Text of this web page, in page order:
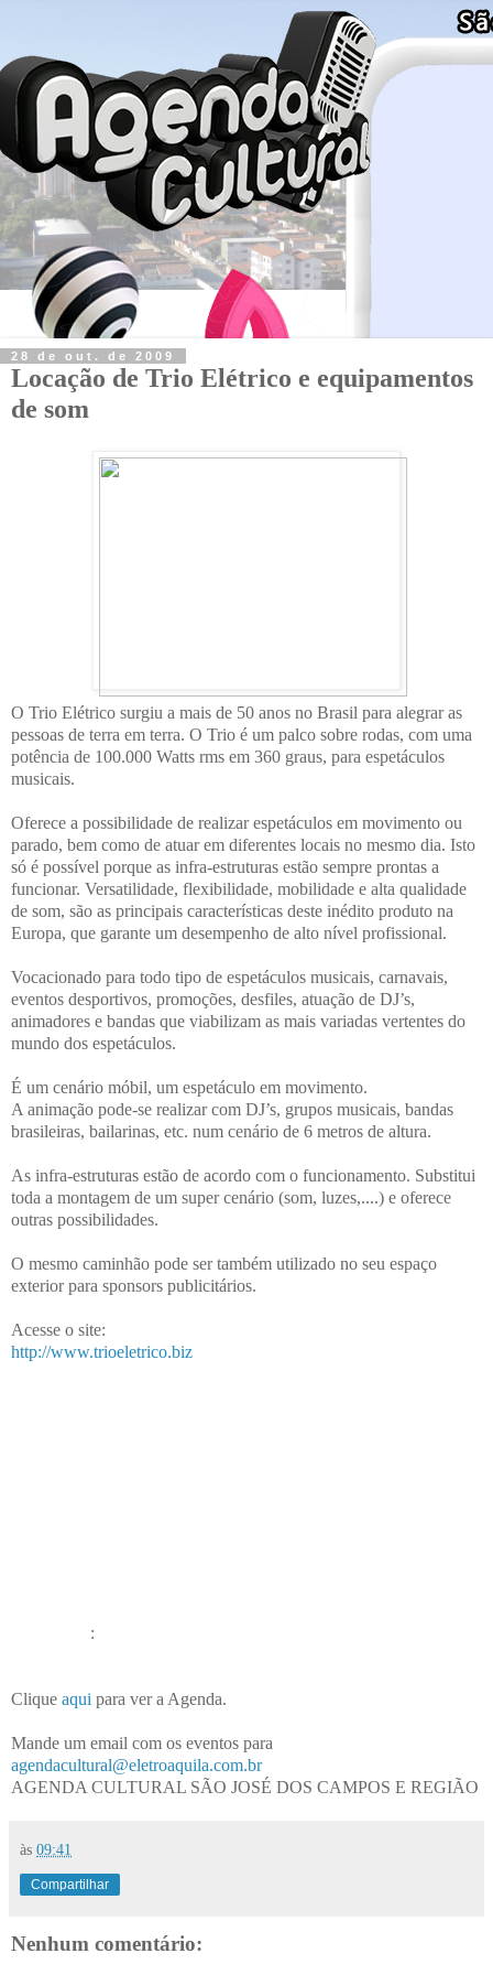
28 de out. de 2009
Locação de Trio Elétrico e equipamentos
de som
O Trio Elétrico surgiu a mais de 50 anos no Brasil para alegrar as
pessoas de terra em terra. O Trio é um palco sobre rodas, com uma
potência de 100.000 Watts rms em 360 graus, para espetáculos
musicais.
Oferece a possibilidade de realizar espetáculos em movimento ou
parado, bem como de atuar em diferentes locais no mesmo dia. Isto
só é possível porque as infra-estruturas estão sempre prontas a
funcionar. Versatilidade, flexibilidade, mobilidade e alta qualidade
de som, são as principais características deste inédito produto na
Europa, que garante um desempenho de alto nível profissional.
Vocacionado para todo tipo de espetáculos musicais, carnavais,
eventos desportivos, promoções, desfiles, atuação de DJ’s,
animadores e bandas que viabilizam as mais variadas vertentes do
mundo dos espetáculos.
É um cenário móbil, um espetáculo em movimento.
A animação pode-se realizar com DJ’s, grupos musicais, bandas
brasileiras, bailarinas, etc. num cenário de 6 metros de altura.
As infra-estruturas estão de acordo com o funcionamento. Substitui
toda a montagem de um super cenário (som, luzes,....) e oferece
outras possibilidades.
O mesmo caminhão pode ser também utilizado no seu espaço
exterior para sponsors publicitários.
Acesse o site:
http://www.trioeletrico.biz
:
Clique aqui para ver a Agenda.
Mande um email com os eventos para
agendacultural@eletroaquila.com.br
AGENDA CULTURAL SÃO JOSÉ DOS CAMPOS E REGIÃO
às 09:41
Compartilhar
Nenhum comentário: